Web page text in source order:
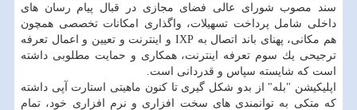
سند مصوب شورای عالی فضای مجازی در قبال پیام رسان های
داخلی شامل پرداخت تسهیلات، واگذاری امكانات تخصصی همچون
هم مكانی، پهنای باند اتصال به IXP و اینترنت و تعیین و اعمال تعرفه
ترجیحی یك سوم تعرفه اینترنت، همكاری و حمایت مطلوبی داشته
است كه شایسته سپاس و قدردانی است.
اپلیكیشن "بله" از بدو شكل گیری تا كنون ماهیتی استارت آپی داشته
كه متكی به توانمندی های سخت افزاری و نرم افزاری خود، تمام